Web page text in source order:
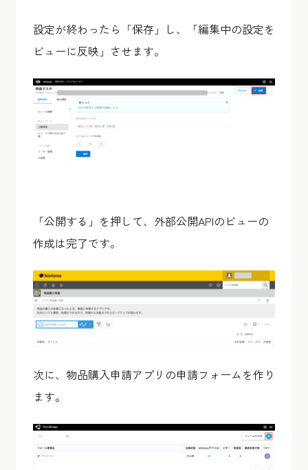
設定が終わったら「保存」し、「編集中の設定を
ビューに反映」させます。
「公開する」を押して、外部公開APIのビューの
作成は完了です。
次に、物品購入申請アプリの申請フォームを作り
ます。